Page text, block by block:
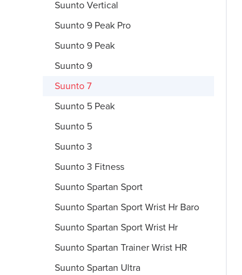
Suunto Vertical
Suunto 9 Peak Pro
Suunto 9 Peak
Suunto 9
Suunto 7
Suunto 5 Peak
Suunto 5
Suunto 3
Suunto 3 Fitness
Suunto Spartan Sport
Suunto Spartan Sport Wrist Hr Baro
Suunto Spartan Sport Wrist Hr
Suunto Spartan Trainer Wrist HR
Suunto Spartan Ultra